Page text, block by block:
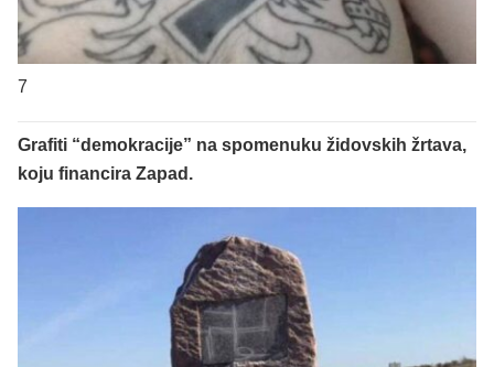
7
Grafiti “demokracije” na spomenuku židovskih žrtava,
koju financira Zapad.